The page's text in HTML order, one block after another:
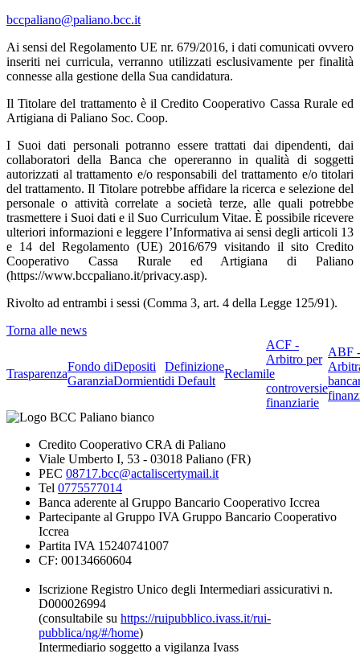
bccpaliano@paliano.bcc.it
Ai sensi del Regolamento UE nr. 679/2016, i dati comunicati ovvero
inseriti nei curricula, verranno utilizzati esclusivamente per finalità
connesse alla gestione della Sua candidatura.
Il Titolare del trattamento è il Credito Cooperativo Cassa Rurale ed
Artigiana di Paliano Soc. Coop.
I Suoi dati personali potranno essere trattati dai dipendenti, dai
collaboratori della Banca che opereranno in qualità di soggetti
autorizzati al trattamento e/o responsabili del trattamento e/o titolari
del trattamento. Il Titolare potrebbe affidare la ricerca e selezione del
personale o attività correlate a società terze, alle quali potrebbe
trasmettere i Suoi dati e il Suo Curriculum Vitae. È possibile ricevere
ulteriori informazioni e leggere l’Informativa ai sensi degli articoli 13
e 14 del Regolamento (UE) 2016/679 visitando il sito Credito
Cooperativo Cassa Rurale ed Artigiana di Paliano
(https://www.bccpaliano.it/privacy.asp).
Rivolto ad entrambi i sessi (Comma 3, art. 4 della Legge 125/91).
Torna alle news
Trasparenza
Fondo di
Garanzia
Depositi
Dormienti
Definizione
di Default
Reclami
ACF -
Arbitro per
le
controversie
finanziarie
ABF -
Credito Cooperativo CRA di Paliano
Viale Umberto I, 53 - 03018 Paliano (FR)
PEC 08717.bcc@actaliscertymail.it
Tel 0775577014
Banca aderente al Gruppo Bancario Cooperativo Iccrea
Partecipante al Gruppo IVA Gruppo Bancario Cooperativo
Iccrea
Partita IVA 15240741007
CF: 00134660604
Iscrizione Registro Unico degli Intermediari assicurativi n.
D000026994
(consultabile su https://ruipubblico.ivass.it/rui-
pubblica/ng/#/home)
Intermediario soggetto a vigilanza Ivass